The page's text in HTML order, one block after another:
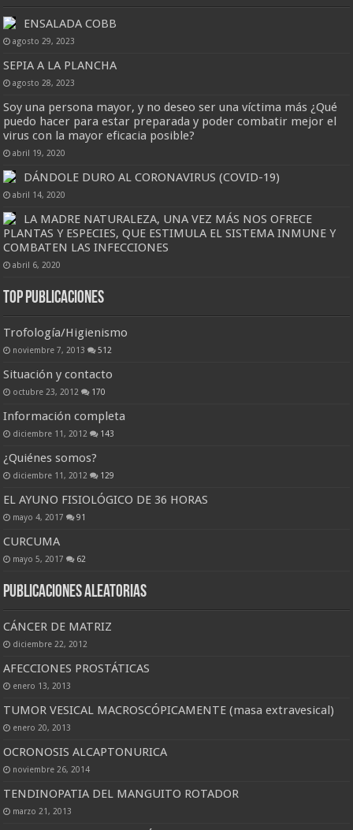
ENSALADA COBB
agosto 29, 2023
SEPIA A LA PLANCHA
agosto 28, 2023
Soy una persona mayor, y no deseo ser una víctima más ¿Qué
puedo hacer para estar preparada y poder combatir mejor el
virus con la mayor eficacia posible?
abril 19, 2020
DÁNDOLE DURO AL CORONAVIRUS (COVID-19)
abril 14, 2020
LA MADRE NATURALEZA, UNA VEZ MÁS NOS OFRECE
PLANTAS Y ESPECIES, QUE ESTIMULA EL SISTEMA INMUNE Y
COMBATEN LAS INFECCIONES
abril 6, 2020
Top Publicaciones
Trofología/Higienismo
noviembre 7, 2013 512
Situación y contacto
octubre 23, 2012 170
Información completa
diciembre 11, 2012 143
¿Quiénes somos?
diciembre 11, 2012 129
EL AYUNO FISIOLÓGICO DE 36 HORAS
mayo 4, 2017 91
CURCUMA
mayo 5, 2017 62
Publicaciones Aleatorias
CÁNCER DE MATRIZ
diciembre 22, 2012
AFECCIONES PROSTÁTICAS
enero 13, 2013
TUMOR VESICAL MACROSCÓPICAMENTE (masa extravesical)
enero 20, 2013
OCRONOSIS ALCAPTONURICA
noviembre 26, 2014
TENDINOPATIA DEL MANGUITO ROTADOR
marzo 21, 2013